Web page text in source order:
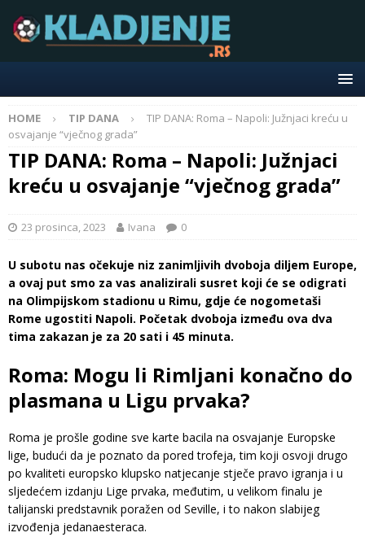
HOME TIP DANA
TIP DANA: Roma – Napoli: Južnjaci kreću u
osvajanje “vječnog grada”
TIP DANA: Roma – Napoli: Južnjaci
kreću u osvajanje “vječnog grada”
23 prosinca, 2023 Ivana 0
U subotu nas očekuje niz zanimljivih dvoboja diljem Europe,
a ovaj put smo za vas analizirali susret koji će se odigrati
na Olimpijskom stadionu u Rimu, gdje će nogometaši
Rome ugostiti Napoli. Početak dvoboja između ova dva
tima zakazan je za 20 sati i 45 minuta.
Roma: Mogu li Rimljani konačno do
plasmana u Ligu prvaka?
Roma je prošle godine sve karte bacila na osvajanje Europske
lige, budući da je poznato da pored trofeja, tim koji osvoji drugo
po kvaliteti europsko klupsko natjecanje stječe pravo igranja i u
sljedećem izdanju Lige prvaka, međutim, u velikom finalu je
talijanski predstavnik poražen od Seville, i to nakon slabijeg
izvođenja jedanaesteraca.